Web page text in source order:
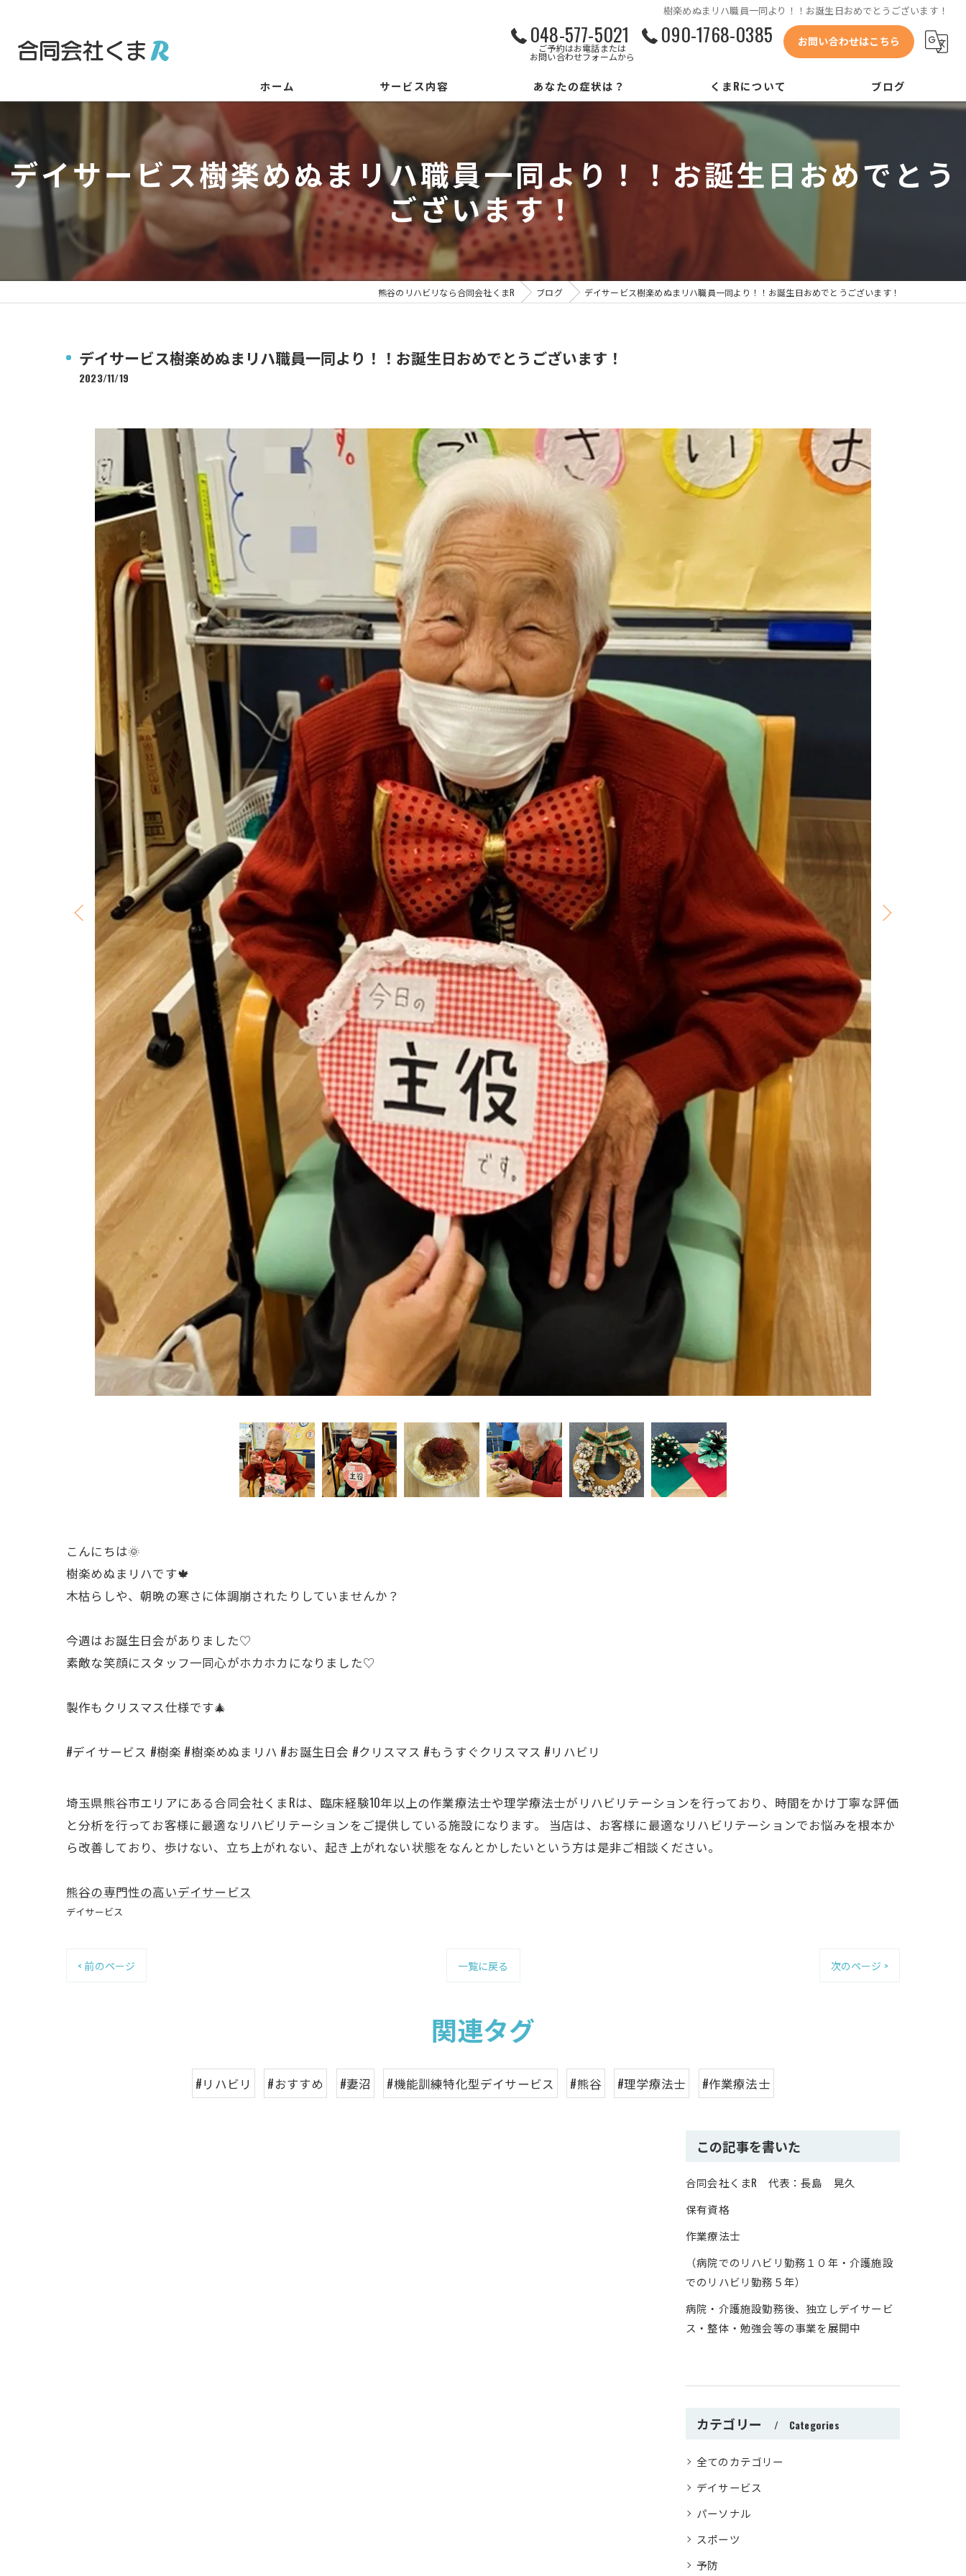
樹楽めぬまリハ職員一同より！！お誕生日おめでとうございます！
048-577-5021
ご予約はお電話または
お問い合わせフォームから
090-1768-0385 お問い合わせはこちら
ホーム サービス内容
パーソナルサービス
勉強会
リハビリもできるデイサービス
あなたの症状は？ くまRについて
代表あいさつ
ブログ
デイサービス樹楽めぬまリハ職員一同より！！お誕生日おめでとう
ございます！
熊谷のリハビリなら合同会社くまR ブログ デイサービス樹楽めぬまリハ職員一同より！！お誕生日おめでとうございます！
デイサービス樹楽めぬまリハ職員一同より！！お誕生日おめでとうございます！
2023/11/19
こんにちは🌞
樹楽めぬまリハです🍁
木枯らしや、朝晩の寒さに体調崩されたりしていませんか？
今週はお誕生日会がありました♡
素敵な笑顔にスタッフ一同心がホカホカになりました♡
製作もクリスマス仕様です🎄
#デイサービス #樹楽 #樹楽めぬまリハ #お誕生日会 #クリスマス #もうすぐクリスマス #リハビリ
埼玉県熊谷市エリアにある合同会社くまRは、臨床経験10年以上の作業療法士や理学療法士がリハビリテーションを行っており、時間をかけ丁寧な評価
と分析を行ってお客様に最適なリハビリテーションをご提供している施設になります。 当店は、お客様に最適なリハビリテーションでお悩みを根本か
ら改善しており、歩けない、立ち上がれない、起き上がれない状態をなんとかしたいという方は是非ご相談ください。
熊谷の専門性の高いデイサービス
デイサービス
< 前のページ 一覧に戻る 次のページ >
関連タグ
#リハビリ #おすすめ #妻沼 #機能訓練特化型デイサービス #熊谷 #理学療法士 #作業療法士
この記事を書いた
合同会社くまR 代表：長島 晃久
保有資格
作業療法士
（病院でのリハビリ勤務１０年・介護施設
でのリハビリ勤務５年）
病院・介護施設勤務後、独立しデイサービ
ス・整体・勉強会等の事業を展開中
カテゴリー Categories
全てのカテゴリー
デイサービス
パーソナル
スポーツ
予防